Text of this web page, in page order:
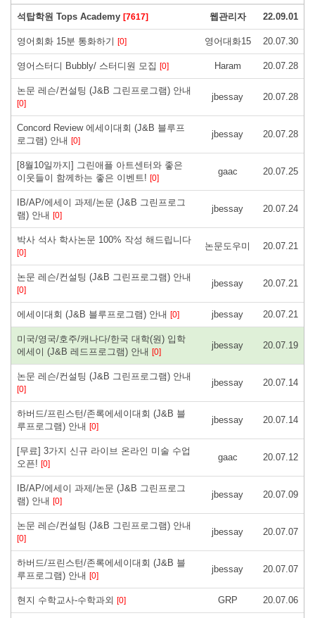
석탑학원 Tops Academy [7617] 웹관리자 22.09.01
영어회화 15분 통화하기 [0] 영어대화15 20.07.30
영어스터디 Bubbly/ 스터디원 모집 [0] Haram 20.07.28
논문 레슨/컨설팅 (J&B 그린프로그램) 안내
[0]
jbessay 20.07.28
Concord Review 에세이대회 (J&B 블루프
로그램) 안내 [0]
jbessay 20.07.28
[8월10일까지] 그린애플 아트센터와 좋은
이웃들이 함께하는 좋은 이벤트! [0]
gaac 20.07.25
IB/AP/에세이 과제/논문 (J&B 그린프로그
램) 안내 [0]
jbessay 20.07.24
박사 석사 학사논문 100% 작성 해드립니다
[0]
논문도우미 20.07.21
논문 레슨/컨설팅 (J&B 그린프로그램) 안내
[0]
jbessay 20.07.21
에세이대회 (J&B 블루프로그램) 안내 [0] jbessay 20.07.21
미국/영국/호주/캐나다/한국 대학(원) 입학
에세이 (J&B 레드프로그램) 안내 [0]
jbessay 20.07.19
논문 레슨/컨설팅 (J&B 그린프로그램) 안내
[0]
jbessay 20.07.14
하버드/프린스턴/존록에세이대회 (J&B 블
루프로그램) 안내 [0]
jbessay 20.07.14
[무료] 3가지 신규 라이브 온라인 미술 수업
오픈! [0]
gaac 20.07.12
IB/AP/에세이 과제/논문 (J&B 그린프로그
램) 안내 [0]
jbessay 20.07.09
논문 레슨/컨설팅 (J&B 그린프로그램) 안내
[0]
jbessay 20.07.07
하버드/프린스턴/존록에세이대회 (J&B 블
루프로그램) 안내 [0]
jbessay 20.07.07
현지 수학교사-수학과외 [0] GRP 20.07.06